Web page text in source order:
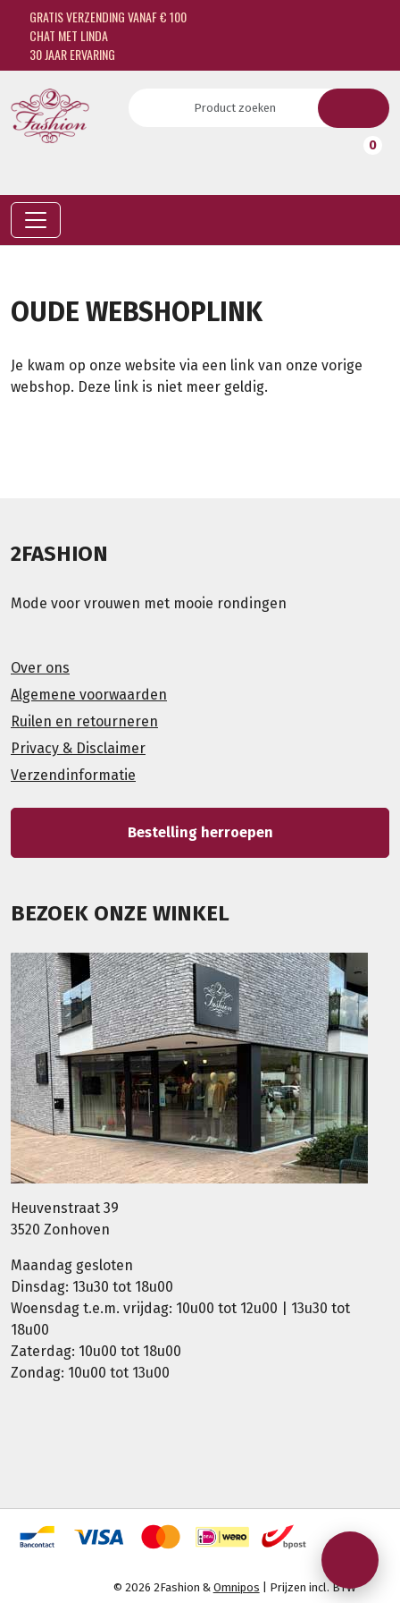
GRATIS VERZENDING VANAF € 100
CHAT MET LINDA
30 JAAR ERVARING
0
OUDE WEBSHOPLINK
Je kwam op onze website via een link van onze vorige
webshop. Deze link is niet meer geldig.
2FASHION
Mode voor vrouwen met mooie rondingen
Over ons
Algemene voorwaarden
Ruilen en retourneren
Privacy & Disclaimer
Verzendinformatie
Bestelling herroepen
BEZOEK ONZE WINKEL
Heuvenstraat 39
3520 Zonhoven
Maandag gesloten
Dinsdag: 13u30 tot 18u00
Woensdag t.e.m. vrijdag: 10u00 tot 12u00 | 13u30 tot
18u00
Zaterdag: 10u00 tot 18u00
Zondag: 10u00 tot 13u00
© 2026 2Fashion & Omnipos | Prijzen incl. BTW